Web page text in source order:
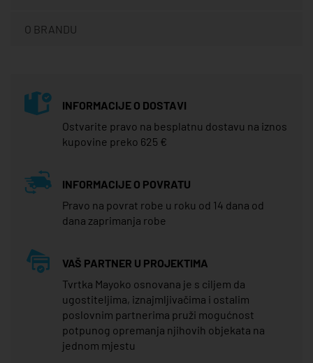
O BRANDU
INFORMACIJE O DOSTAVI
Ostvarite pravo na besplatnu dostavu na iznos
kupovine preko 625 €
INFORMACIJE O POVRATU
Pravo na povrat robe u roku od 14 dana od
dana zaprimanja robe
VAŠ PARTNER U PROJEKTIMA
Tvrtka Mayoko osnovana je s ciljem da
ugostiteljima, iznajmljivačima i ostalim
poslovnim partnerima pruži mogućnost
potpunog opremanja njihovih objekata na
jednom mjestu